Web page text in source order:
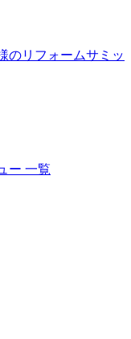
ー 一覧